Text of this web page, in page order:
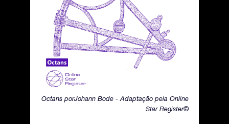
Octans porJohann Bode - Adaptação pela Online
Star Register©